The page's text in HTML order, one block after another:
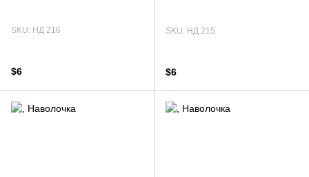
SKU: НД 216
$6
SKU: НД 215
$6